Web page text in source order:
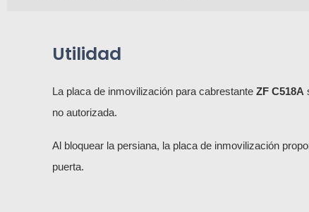
Utilidad
La placa de inmovilización para cabrestante ZF C518A
no autorizada.
Al bloquear la persiana, la placa de inmovilización
puerta.